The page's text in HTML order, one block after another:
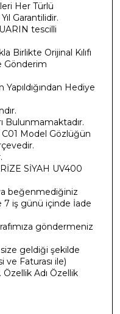
Her Türlü
Garantilidir.
tescilli
Birlikte Orijinal Kılıfı
Gönderim
Hediye
Bulunmamaktadır.
Model Gözlüğün
SİYAH UV400
beğenmediğiniz
7 iş günü içinde İade
göndermeniz
geldiği şekilde
ve Faturası ile)
Adı Özellik